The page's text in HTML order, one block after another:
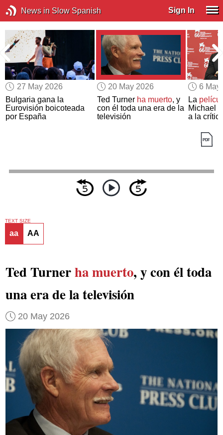
News in Slow Spanish Sign In
27 May 2026
Bulgaria gana la
Eurovisión boicoteada
por España
20 May 2026
Ted Turner ha muerto, y
con él toda una era de la
televisión
6 May
La
Michael
a la
TEXT SIZE
aa AA
Ted Turnerha muerto, y con él toda
una era de la televisión
20 May 2026